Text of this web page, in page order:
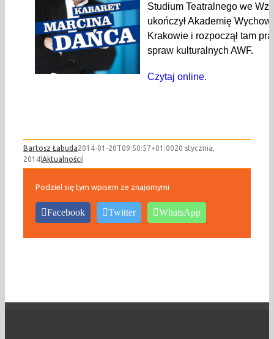
Studium Teatralnego we
ukończył Akademię
Krakowie i rozpoczął tam
spraw kulturalnych AWF.
Czytaj online.
Bartosz Łabuda2014-01-20T09:50:57+01:0020 stycznia,
2014 Aktualności
Podziel się tym wpisem ze znajomymi
Facebook Twitter WhatsApp